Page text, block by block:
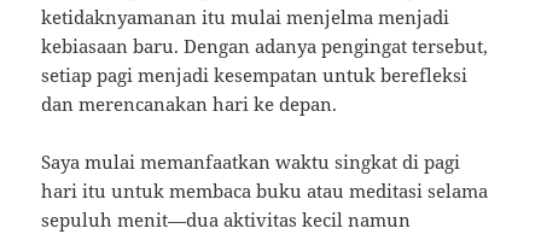
ketidaknyamanan itu mulai menjelma menjadi
kebiasaan baru. Dengan adanya pengingat tersebut,
setiap pagi menjadi kesempatan untuk berefleksi
dan merencanakan hari ke depan.
Saya mulai memanfaatkan waktu singkat di pagi
hari itu untuk membaca buku atau meditasi selama
sepuluh menit—dua aktivitas kecil namun